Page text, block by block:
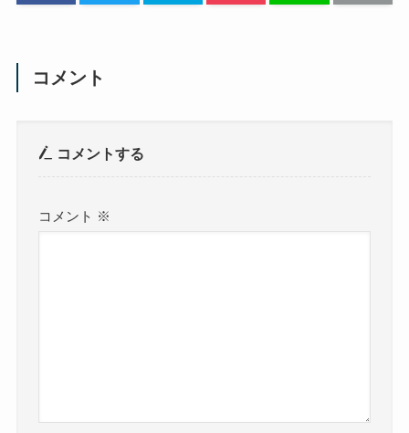
コメント
コメントする
コメント ※